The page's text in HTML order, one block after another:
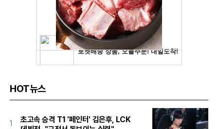
HOT뉴스
1
초고속 승격 T1 '페인터' 김은후, LCK